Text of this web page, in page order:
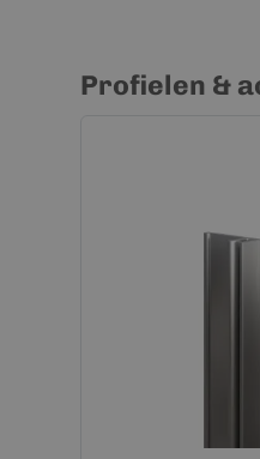
Profielen &